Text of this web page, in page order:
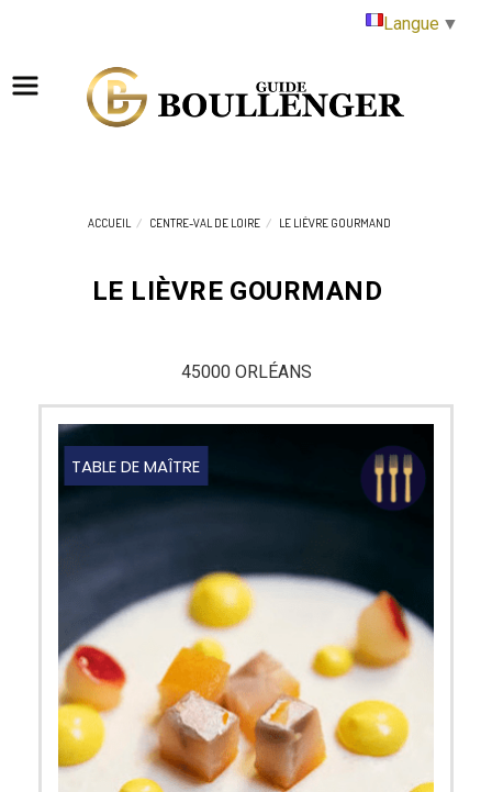
ACCUEIL CENTRE-VAL DE LOIRE LE LIÈVRE GOURMAND
TABLE DE MAÎTRE
LE LIÈVRE GOURMAND
45000 ORLÉANS
Langue ▼